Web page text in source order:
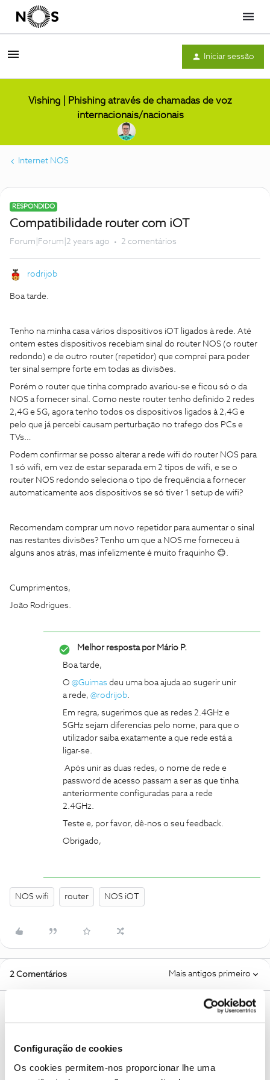
Configuração de cookies
Os cookies permitem-nos proporcionar lhe uma
Menu
Iniciar sessão
Vishing | Phishing através de chamadas de voz
internacionais/nacionais
Internet NOS
RESPONDIDO
Compatibilidade router com iOT
Forum|Forum|2 years ago 2 comentários
rodrijob
Boa tarde.
Tenho na minha casa vários dispositivos iOT ligados à rede. Até
ontem estes dispositivos recebiam sinal do router NOS (o router
redondo) e de outro router (repetidor) que comprei para poder
ter sinal sempre forte em todas as divisões.
Porém o router que tinha comprado avariou-se e ficou só o da
NOS a fornecer sinal. Como neste router tenho definido 2 redes
2,4G e 5G, agora tenho todos os dispositivos ligados à 2,4G e
pelo que já percebi causam perturbação no trafego dos PCs e
TVs…
Podem confirmar se posso alterar a rede wifi do router NOS para
1 só wifi, em vez de estar separada em 2 tipos de wifi, e se o
router NOS redondo seleciona o tipo de frequência a fornecer
automaticamente aos dispositivos se só tiver 1 setup de wifi?
Recomendam comprar um novo repetidor para aumentar o sinal
nas restantes divisões? Tenho um que a NOS me forneceu à
alguns anos atrás, mas infelizmente é muito fraquinho 😊.
Cumprimentos,
João Rodrigues.
Melhor resposta porMário P.
Boa tarde,
O @Guimas deu uma boa ajuda ao sugerir unir
a rede, @rodrijob.
Em regra, sugerimos que as redes 2.4GHz e
5GHz sejam diferencias pelo nome, para que o
utilizador saiba exatamente a que rede está a
ligar-se.
Após unir as duas redes, o nome de rede e
password de acesso passam a ser as que tinha
anteriormente configuradas para a rede
2.4GHz.
Teste e, por favor, dê-nos o seu feedback.
Obrigado,
NOS wifi router NOS iOT
2 Comentários Mais antigos primeiro
Forum|Forum|2 years ago
ou aplicação nos net e colocar o nome das 2 redes para o mesmo